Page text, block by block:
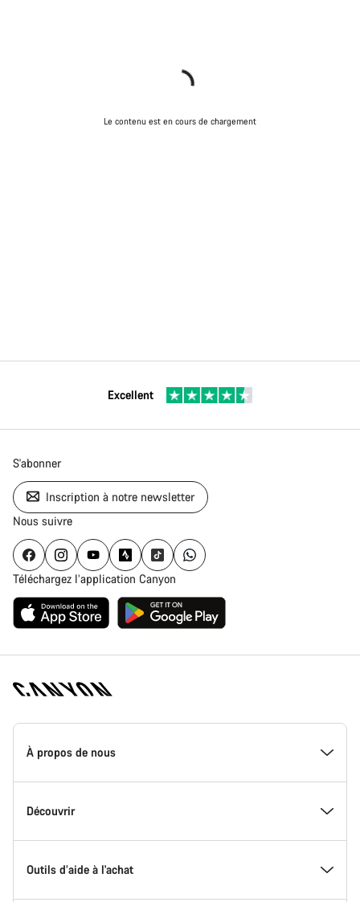
Le contenu est en cours de chargement
Excellent
S'abonner
Inscription à notre newsletter
Nous suivre
Téléchargez l’application Canyon
Page
d'accueil
Canyon
-
Canyon
À propos de nous
Inside Canyon
L'innovation chez Canyon
Découvrir
Evénements
Outils d’aide à l'achat